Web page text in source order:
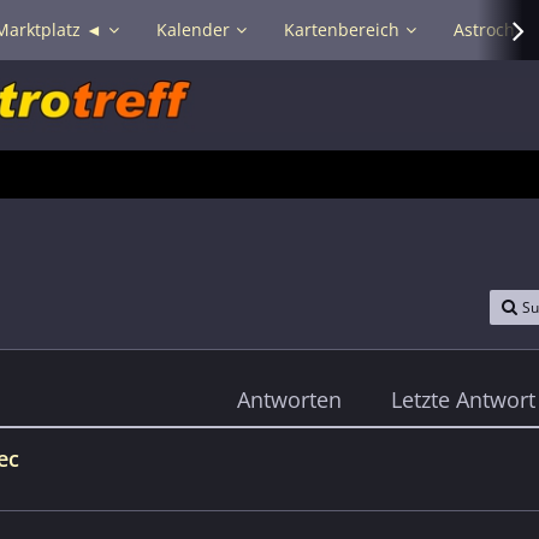
◄ Kalender Kartenbereich Astrochat
Antworten Letzte Antwort